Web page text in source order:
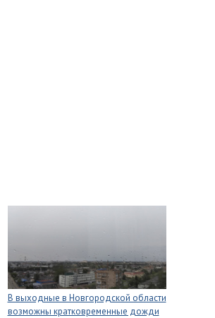
В выходные в Новгородской области
возможны кратковременные дожди